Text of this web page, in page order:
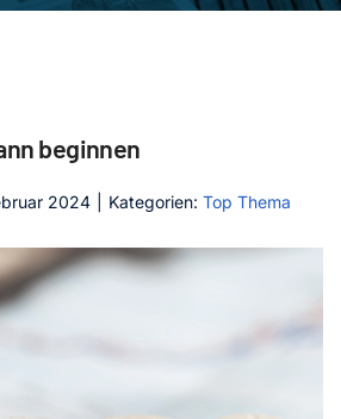
beginnen
2024 Kategorien: Top Thema